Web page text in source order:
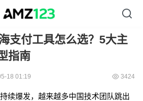
支付工具怎么选？5大主
指南
18 01:19 3424
续爆发，越来越多中国技术团队跳出